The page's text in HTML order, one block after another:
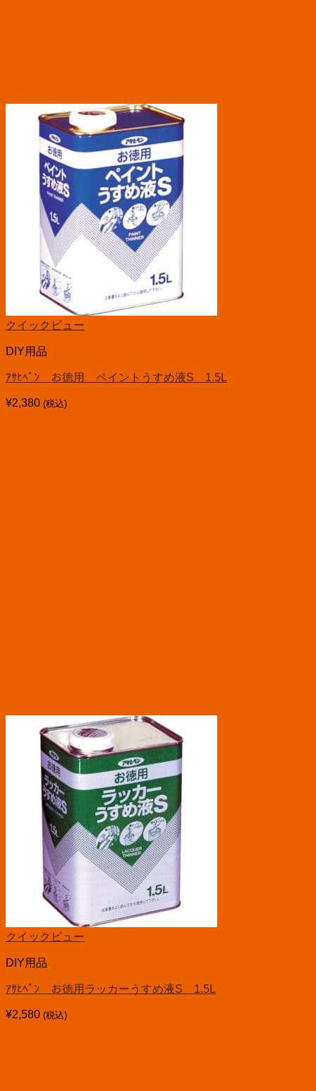
クイックビュー
DIY用品
ｱｻﾋﾍﾟﾝ お徳用 ペイントうすめ液S 1.5L
¥2,380 (税込)
クイックビュー
DIY用品
ｱｻﾋﾍﾟﾝ お徳用ラッカーうすめ液S 1.5L
¥2,580 (税込)